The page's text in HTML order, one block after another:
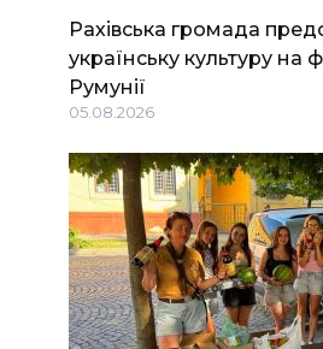
Рахівська громада
українську культуру на
Румунії
05.08.2026